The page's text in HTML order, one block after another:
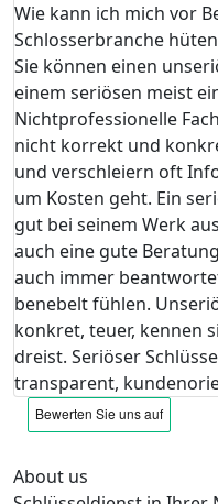
Wie kann ich mich vor
Schlosserbranche
Sie können einen
einem seriösen meist
Nichtprofessionelle
nicht korrekt und
und verschleiern oft
um Kosten geht. Ein
gut bei seinem Werk
auch eine gute
auch immer
benebelt fühlen.
konkret, teuer, kennen
dreist. Seriöser
transparent,
About us